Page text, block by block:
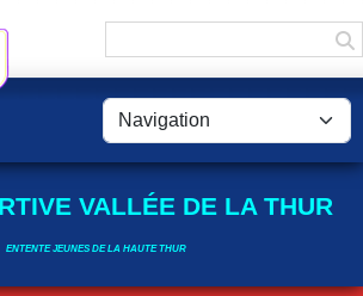
VALLÉE DE LA THUR
ENTENTE JEUNES DE LA HAUTE THUR